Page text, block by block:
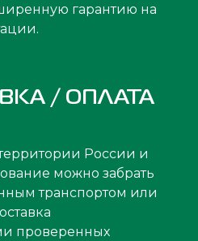
гарантию на
/ ОПЛАТА
России и
можно забрать
транспортом или
проверенных